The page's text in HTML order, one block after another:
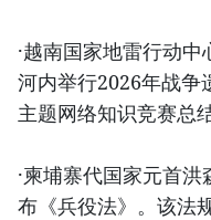
·越南国家地雷行动
河内举行2026年战争
主题网络知识竞赛总
·柬埔寨代国家元首
布《兵役法》。该法